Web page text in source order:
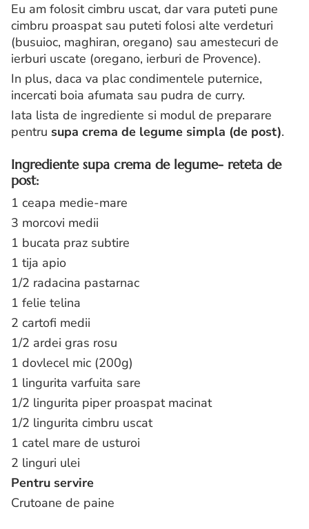
Eu am folosit cimbru uscat, dar vara puteti pune
cimbru proaspat sau puteti folosi alte verdeturi
(busuioc, maghiran, oregano) sau amestecuri de
ierburi uscate (oregano, ierburi de Provence).
In plus, daca va plac condimentele puternice,
incercati boia afumata sau pudra de curry.
Iata lista de ingrediente si modul de preparare
pentru supa crema de legume simpla (de post).
Ingrediente supa crema de legume- reteta de
post:
1 ceapa medie-mare
3 morcovi medii
1 bucata praz subtire
1 tija apio
1/2 radacina pastarnac
1 felie telina
2 cartofi medii
1/2 ardei gras rosu
1 dovlecel mic (200g)
1 lingurita varfuita sare
1/2 lingurita piper proaspat macinat
1/2 lingurita cimbru uscat
1 catel mare de usturoi
2 linguri ulei
Pentru servire
Crutoane de paine